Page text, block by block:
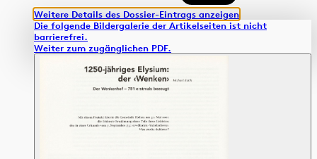
Weitere Details des Dossier-Eintrags anzeigen
Die folgende Bildergalerie der Artikelseiten ist nicht
barrierefrei.
Weiter zum zugänglichen PDF.